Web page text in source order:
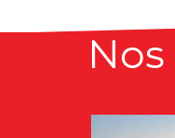
Nos